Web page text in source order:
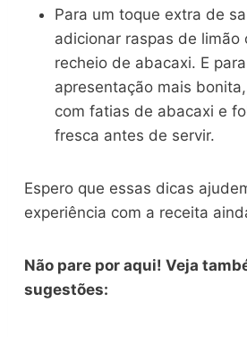
Para um toque extra de
adicionar raspas de limão
recheio de abacaxi. E
apresentação mais
com fatias de abacaxi e
fresca antes de servir.
Espero que essas dicas
experiência com a receita
Não pare por aqui! Veja
sugestões: